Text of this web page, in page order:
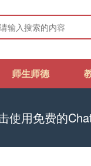
师生师德
使用免费的